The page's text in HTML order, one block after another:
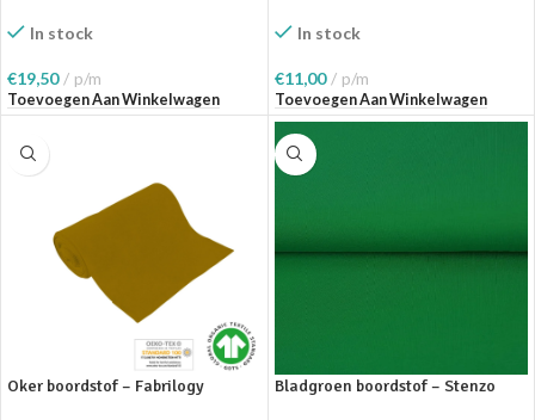
In stock
€19,50 p/m
Toevoegen Aan Winkelwagen
In stock
€11,00 p/m
Toevoegen Aan Winkelwagen
Oker boordstof – Fabrilogy
Bladgroen boordstof – Stenzo